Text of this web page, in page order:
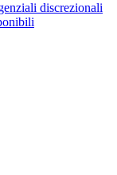
discrezionali